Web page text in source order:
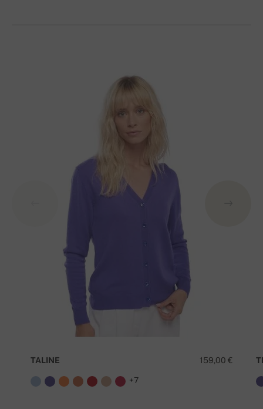
159,00 €
TALINE
+7